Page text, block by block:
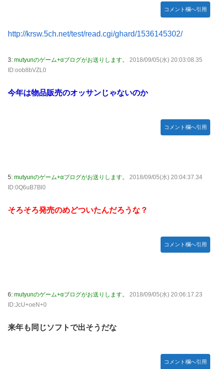
【競馬】あの武ルメ痛バッグのファンさん、二人とツーショ
【学マス】AIライザに対抗して学マスもAIアイドルを出そう
【デレマス】 仮面ライダーバロンＰ第２話「蒼翼の乙女」
万再生ｗｗｗｗｗｗ
本屋に現れた異臭＆浮浪者風の男、ペタンコのボストンバッ
グをパンパンにして無会計で退店！Gメンに確保され「なん
【画像】 キャミイの18万円の最新フィギュア、ガチで作り
私の彼に裏表がなさすぎる 第3話
やる夫のダンジョン運営記183-雑談所ネタ118 懺悔小ネタ
か…『もう何でも作れそうやな』
た？」 第29話
コメント欄へ引用
http://krsw.5ch.net/test/read.cgi/ghard/1536145302/
3: mutyunのゲーム+αブログがお送りします。
2018/09/05(水) 20:03:08.35
ID:oob8bVZL0
今年は物品販売のオッサンじゃないのか
コメント欄へ引用
5: mutyunのゲーム+αブログがお送りします。
2018/09/05(水) 20:04:37.34
ID:0Q6uB7Bl0
そろそろ発売のめどついたんだろうな？
コメント欄へ引用
6: mutyunのゲーム+αブログがお送りします。
2018/09/05(水) 20:06:17.23
ID:JcU+oeN+0
来年も同じソフトで出そうだな
コメント欄へ引用